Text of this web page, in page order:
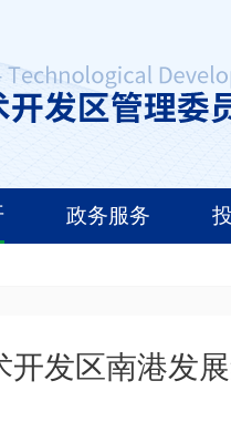
政务服务
开发区南港发